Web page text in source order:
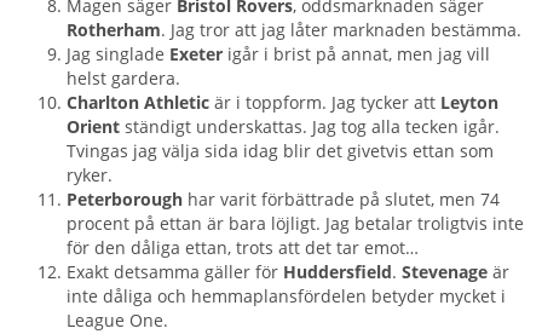
Magen säger Bristol Rovers, oddsmarknaden säger
Rotherham. Jag tror att jag låter marknaden bestämma.
Jag singlade Exeter igår i brist på annat, men jag vill
helst gardera.
Charlton Athletic är i toppform. Jag tycker att Leyton
Orient ständigt underskattas. Jag tog alla tecken igår.
Tvingas jag välja sida idag blir det givetvis ettan som
ryker.
Peterborough har varit förbättrade på slutet, men 74
procent på ettan är bara löjligt. Jag betalar troligtvis inte
för den dåliga ettan, trots att det tar emot…
Exakt detsamma gäller för Huddersfield. Stevenage är
inte dåliga och hemmaplansfördelen betyder mycket i
League One.